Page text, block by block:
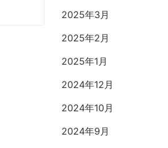
2025年3月
2025年2月
2025年1月
2024年12月
2024年10月
2024年9月